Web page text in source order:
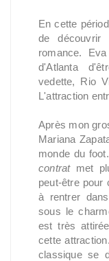
En cette
de
romance.
d'Atlanta
vedette, Rio
L'attraction
Après mon
Mariana
monde du
contratmet
peut-être pour
à rentrer
sous le
est très
cette
classique se